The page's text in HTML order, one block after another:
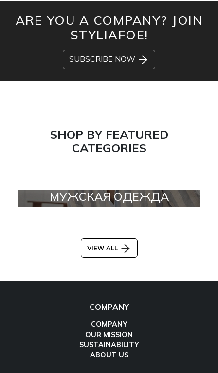
ARE YOU A COMPANY? JOIN
STYLIAFOE!
SUBSCRIBE NOW
SHOP BY FEATURED
CATEGORIES
МУЖСКАЯ ОДЕЖДА
VIEW ALL
COMPANY
COMPANY
OUR MISSION
SUSTAINABILITY
ABOUT US